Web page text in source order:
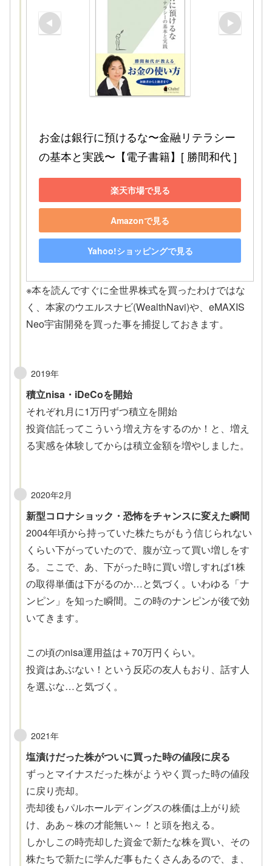
お金は銀行に預けるな〜金融リテラシー
の基本と実践〜【電子書籍】[ 勝間和代 ]
楽天市場で見る
Amazonで見る
Yahoo!ショッピングで見る
※本を読んですぐに全世界株式を買ったわけではな
く、本家のウエルスナビ(WealthNavi)や、eMAXIS
Neo宇宙開発を買った事を捕捉しておきます。
2019年
積立nisa・iDeCoを開始
それぞれ月に1万円ずつ積立を開始
投資信託ってこういう増え方をするのか！と、増え
る実感を体験してからは積立金額を増やしました。
2020年2月
新型コロナショック・ 恐怖をチャンスに変えた瞬間
2004年頃から持っていた株たちがもう信じられない
くらい下がっていたので、腹が立って買い増しをす
る。ここで、あ、下がった時に買い増しすれば1株
の取得単価は下がるのか…と気づく。いわゆる「ナ
ンピン」を知った瞬間。この時のナンピンが後で効
いてきます。
この頃のnisa運用益は＋70万円くらい。
投資はあぶない！という反応の友人もおり、話す人
を選ぶな…と気づく。
2021年
塩漬けだった株がついに買った時の値段に戻る
ずっとマイナスだった株がようやく買った時の値段
に戻り売却。
売却後もパルホールディングスの株価は上がり続
け、ああ～株の才能無い～！と頭を抱える。
しかしこの時売却した資金で新たな株を買い、その
株たちで新たに学んだ事もたくさんあるので、ま、